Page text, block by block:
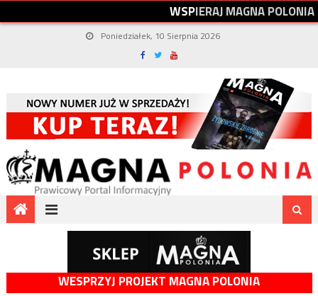
WSPIERAJMAGNAPOLONIA
Poniedziałek, 10 Sierpnia 2026
WESPRZYJ PROJEKT MAGNA POLONIA